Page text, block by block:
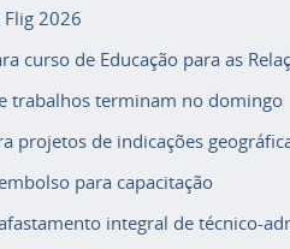
2026
curso de Educação para as
trabalhos terminam no domingo
projetos de indicações
para capacitação
integral de técnico-